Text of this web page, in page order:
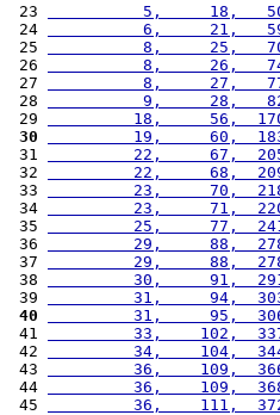
23
5,     18,
24
6,     21,
25
8,     25,
26
8,     26,
27
8,     27,
28
9,     28,
29
18,     56,
30
19,     60,
31
22,     67,
32
22,     68,
33
23,     70,
34
23,     71,
35
25,     77,
36
29,     88,
37
29,     88,
38
30,     91,
39
31,     94,
40
31,     95,
41
33,    102,
42
34,    104,
43
36,    109,
44
36,    109,
45
36,    111,